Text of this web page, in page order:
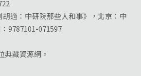
適：中研院那些人和事》，北京：中
9787101-071597
典藏資源網。